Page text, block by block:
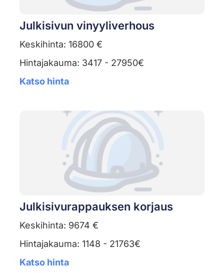
Julkisivun vinyyliverhous
Keskihinta: 16800 €
Hintajakauma: 3417 - 27950€
Katso hinta
Julkisivurappauksen korjaus
Keskihinta: 9674 €
Hintajakauma: 1148 - 21763€
Katso hinta